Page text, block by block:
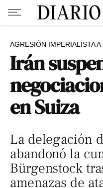
AGRESIÓN IMPERIALISTA A
Irán
en Suiza
La delegación
abandonó la
Bürgenstock
amenazas de